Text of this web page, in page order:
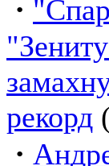
·
рекорд
·